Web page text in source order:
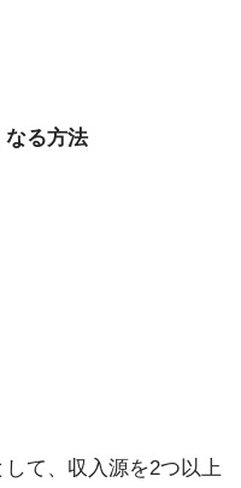
なる方法
て、収入源を2つ以上